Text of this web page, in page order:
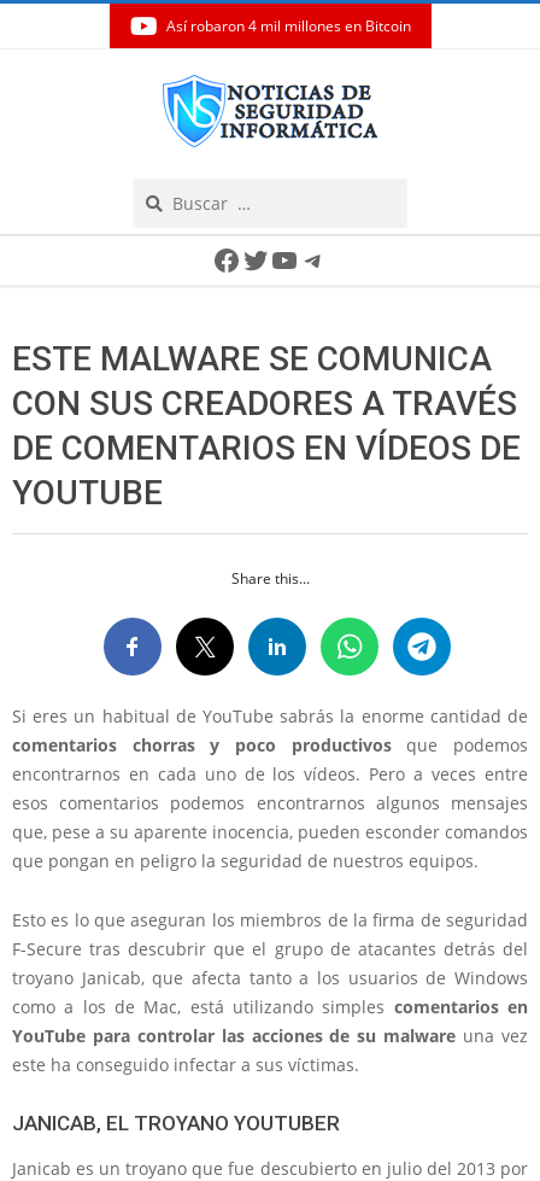
Así robaron 4 mil millones en Bitcoin
Facebook
Twitter
YouTube
Telegram
ESTE MALWARE SE COMUNICA
CON SUS CREADORES A TRAVÉS
DE COMENTARIOS EN VÍDEOS DE
YOUTUBE
Share this...
Si eres un habitual de YouTube sabrás la enorme cantidad de
comentarios chorras y poco productivosque podemos
encontrarnos en cada uno de los vídeos. Pero a veces entre
esos comentarios podemos encontrarnos algunos mensajes
que, pese a su aparente inocencia, pueden esconder comandos
que pongan en peligro la seguridad de nuestros equipos.
Esto es lo que aseguran los miembros de la firma de seguridad
F-Secure tras descubrir que el grupo de atacantes detrás del
troyano Janicab, que afecta tanto a los usuarios de Windows
como a los de Mac, está utilizando simples comentarios en
YouTube para controlar las acciones de su malware una vez
este ha conseguido infectar a sus víctimas.
JANICAB, EL TROYANO YOUTUBER
Janicab es un troyano que fue descubierto en julio del 2013 por